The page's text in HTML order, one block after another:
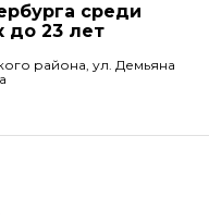
среди
до 23 лет
района, ул. Демьяна